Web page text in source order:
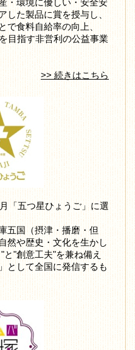
した製品に賞を授与し、
で食料自給率の向上、
目指す非営利の公益事業
>> 続きはこちら
「五つ星ひょうご」に選
五国（摂津・播磨・但
然や歴史・文化を生かし
と"創意工夫"を兼ね備え
として全国に発信するも